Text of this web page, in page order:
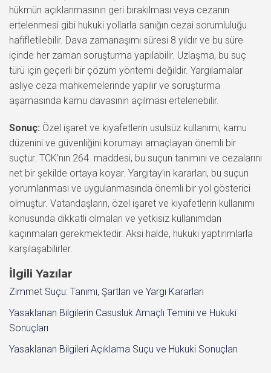
hükmün açıklanmasının geri bırakılması veya cezanın
ertelenmesi gibi hukuki yollarla sanığın cezai sorumluluğu
hafifletilebilir. Dava zamanaşımı süresi 8 yıldır ve bu süre
içinde her zaman soruşturma yapılabilir. Uzlaşma, bu suç
türü için geçerli bir çözüm yöntemi değildir. Yargılamalar
asliye ceza mahkemelerinde yapılır ve soruşturma
aşamasında kamu davasının açılması ertelenebilir.
Sonuç: Özel işaret ve kıyafetlerin usulsüz kullanımı, kamu
düzenini ve güvenliğini korumayı amaçlayan önemli bir
suçtur. TCK’nın 264. maddesi, bu suçun tanımını ve cezalarını
net bir şekilde ortaya koyar. Yargıtay’ın kararları, bu suçun
yorumlanması ve uygulanmasında önemli bir yol gösterici
olmuştur. Vatandaşların, özel işaret ve kıyafetlerin kullanımı
konusunda dikkatli olmaları ve yetkisiz kullanımdan
kaçınmaları gerekmektedir. Aksi halde, hukuki yaptırımlarla
karşılaşabilirler.
İlgili Yazılar
Zimmet Suçu: Tanımı, Şartları ve Yargı Kararları
Yasaklanan Bilgilerin Casusluk Amaçlı Temini ve Hukuki
Sonuçları
Yasaklanan Bilgileri Açıklama Suçu ve Hukuki Sonuçları